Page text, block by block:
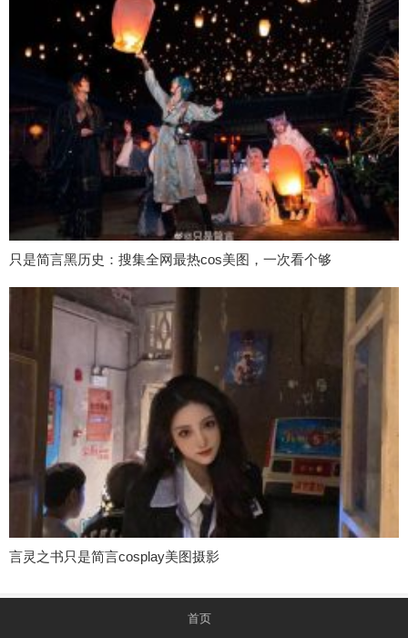
只是简言黑历史：搜集全网最热cos美图，一次看个够
言灵之书只是简言cosplay美图摄影
首页